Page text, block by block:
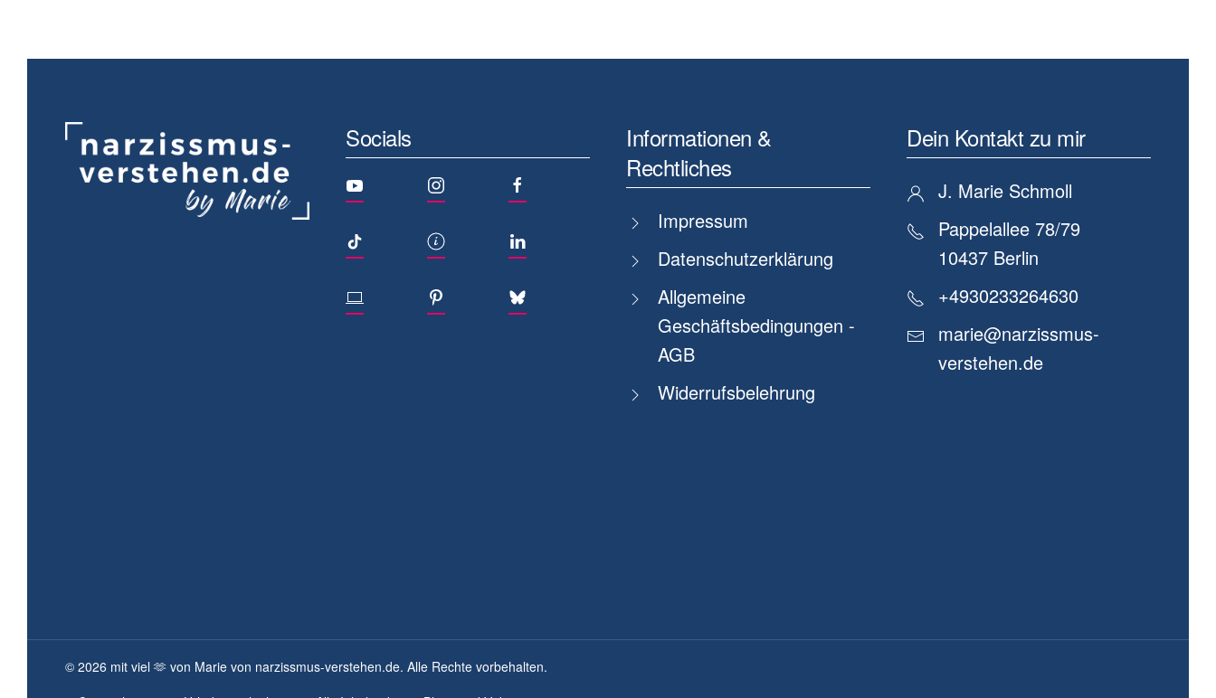
Socials
Informationen &
Rechtliches
Impressum
Datenschutzerklärung
Allgemeine
Geschäftsbedingungen -
AGB
Widerrufsbelehrung
Dein Kontakt zu mir
J. Marie Schmoll
Pappelallee 78/79
10437 Berlin
+4930233264630
marie@narzissmus-
verstehen.de
© 2026 mit viel 🫶 von Marie von narzissmus-verstehen.de. Alle Rechte vorbehalten.